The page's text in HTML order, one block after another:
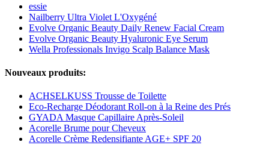
essie
Nailberry Ultra Violet L'Oxygéné
Evolve Organic Beauty Daily Renew Facial Cream
Evolve Organic Beauty Hyaluronic Eye Serum
Wella Professionals Invigo Scalp Balance Mask
Nouveaux produits:
ACHSELKUSS Trousse de Toilette
Eco-Recharge Déodorant Roll-on à la Reine des Prés
GYADA Masque Capillaire Après-Soleil
Acorelle Brume pour Cheveux
Acorelle Crème Redensifiante AGE+ SPF 20